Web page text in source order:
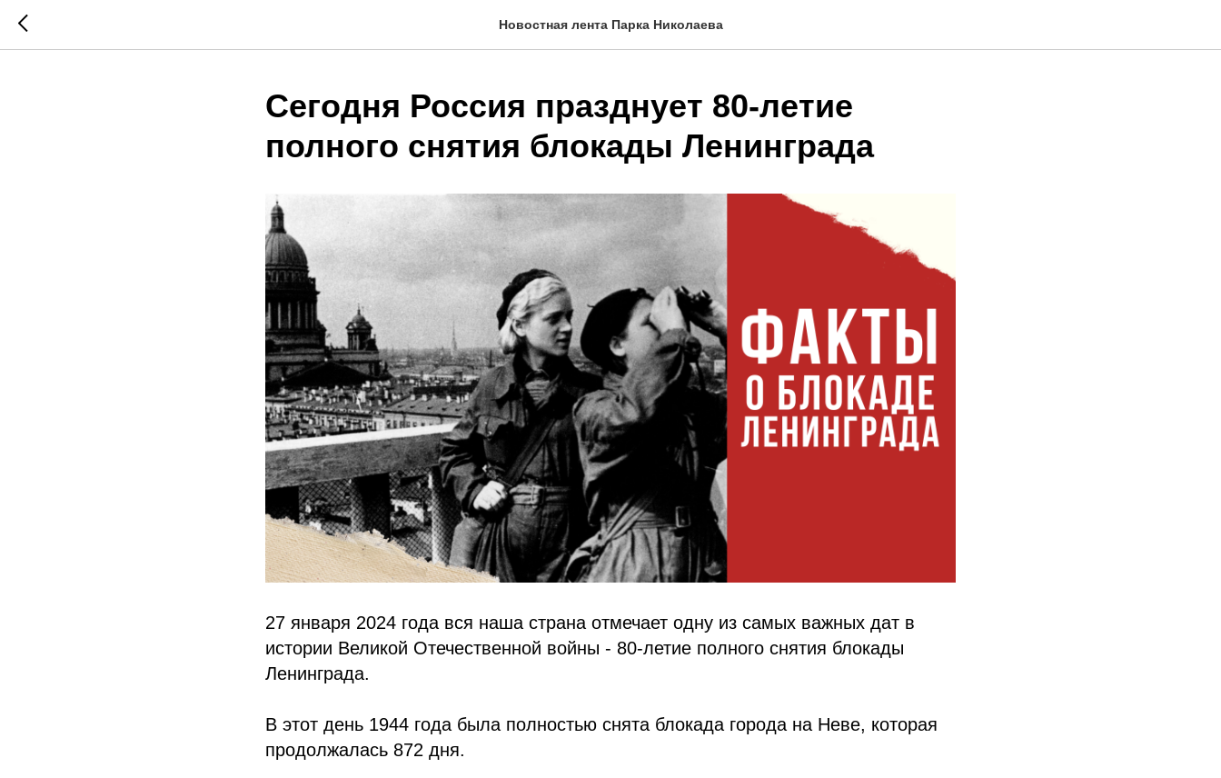
Новостная лента Парка Николаева
Сегодня Россия празднует 80-летие
полного снятия блокады Ленинграда
27 января 2024 года вся наша страна отмечает одну из самых важных дат в
истории Великой Отечественной войны - 80-летие полного снятия блокады
Ленинграда.
В этот день 1944 года была полностью снята блокада города на Неве, которая
продолжалась 872 дня.